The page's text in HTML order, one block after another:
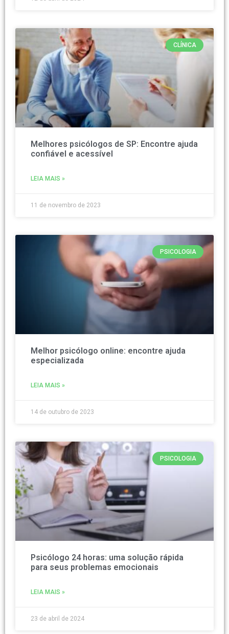
CLÍNICA
Melhores psicólogos de SP: Encontre ajuda
confiável e acessível
LEIA MAIS »
11 de novembro de 2023
PSICOLOGIA
Melhor psicólogo online: encontre ajuda
especializada
LEIA MAIS »
14 de outubro de 2023
PSICOLOGIA
Psicólogo 24 horas: uma solução rápida
para seus problemas emocionais
LEIA MAIS »
23 de abril de 2024